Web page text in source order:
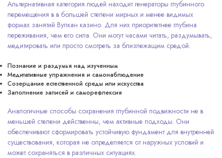
Альтернативная категория людей находит генераторы глубинного
перемещения в в большей степени мирных и менее видимых
формах занятий Вулкан казино. Для них приоритетнее глубина
переживания, чем его сила. Они могут часами читать, раздумывать,
медитировать или просто смотреть за близлежащим средой.
Познание и раздумья над изученным
Медитативные упражнения и самонаблюдение
Созерцание естественной среды или искусства
Заполнение записей и саморефлексия
Аналогичные способы сохранения глубинной подвижности не в
меньшей степени действенны, чем активные подходы. Они
обеспечивают сформировать устойчивую фундамент для внутренней
существования, которая не определяется от наружных условий и
может сохраняться в различных ситуациях.